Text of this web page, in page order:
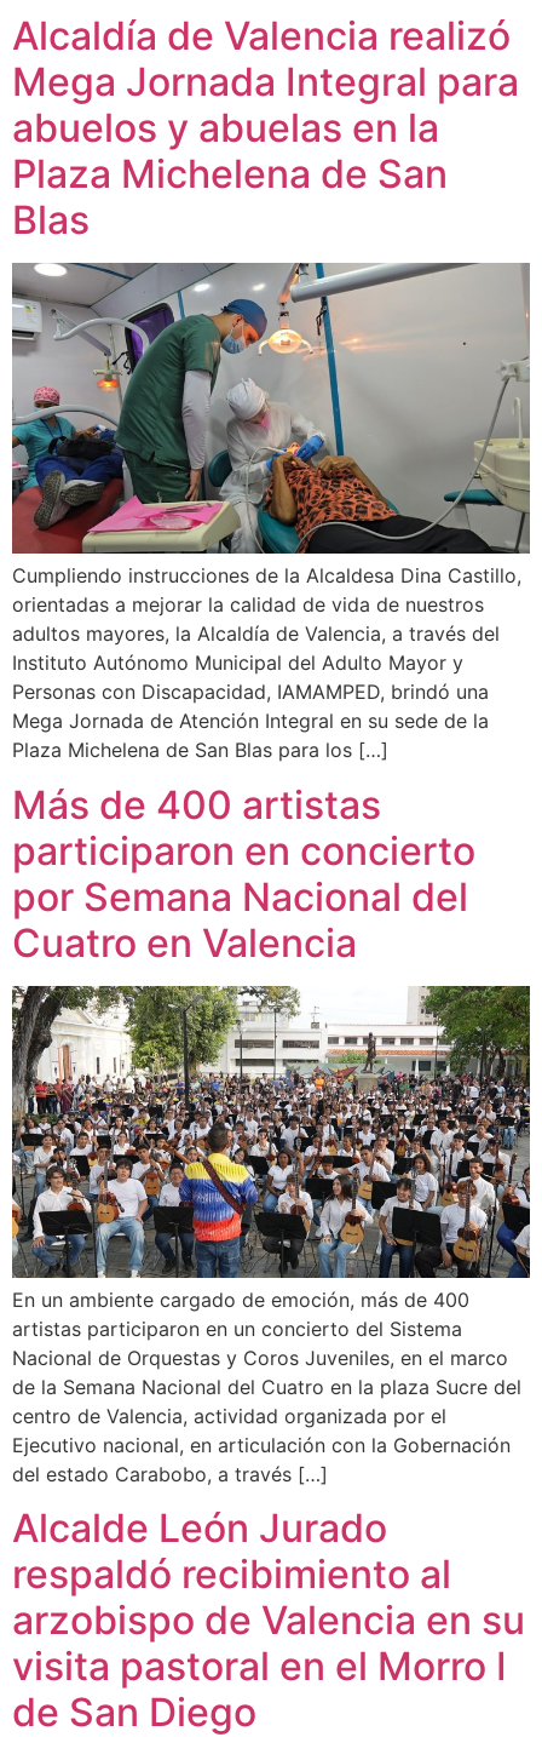
Alcaldía de Valencia realizó
Mega Jornada Integral para
abuelos y abuelas en la
Plaza Michelena de San
Blas
Cumpliendo instrucciones de la Alcaldesa Dina Castillo,
orientadas a mejorar la calidad de vida de nuestros
adultos mayores, la Alcaldía de Valencia, a través del
Instituto Autónomo Municipal del Adulto Mayor y
Personas con Discapacidad, IAMAMPED, brindó una
Mega Jornada de Atención Integral en su sede de la
Plaza Michelena de San Blas para los […]
Más de 400 artistas
participaron en concierto
por Semana Nacional del
Cuatro en Valencia
En un ambiente cargado de emoción, más de 400
artistas participaron en un concierto del Sistema
Nacional de Orquestas y Coros Juveniles, en el marco
de la Semana Nacional del Cuatro en la plaza Sucre del
centro de Valencia, actividad organizada por el
Ejecutivo nacional, en articulación con la Gobernación
del estado Carabobo, a través […]
Alcalde León Jurado
respaldó recibimiento al
arzobispo de Valencia en su
visita pastoral en el Morro I
de San Diego